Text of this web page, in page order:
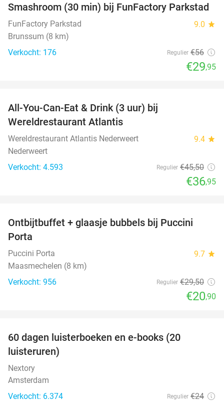
47%
Smashroom (30 min) bij FunFactory Parkstad
FunFactory Parkstad 9.0 star
Brunssum (8 km)
Verkocht: 176
Regulier €56
€29,95
All-You-Can-Eat & Drink (3 uur) bij
Wereldrestaurant Atlantis
Wereldrestaurant Atlantis Nederweert 9.4 star
Nederweert
Verkocht: 4.593
Regulier €45,50
€36,95
Ontbijtbuffet + glaasje bubbels bij Puccini
Porta
Puccini Porta 9.7 star
Maasmechelen (8 km)
Verkocht: 956
Regulier €29,50
€20,90
60 dagen luisterboeken en e-books (20
luisteruren)
Nextory
Amsterdam
Verkocht: 6.374
Regulier €24